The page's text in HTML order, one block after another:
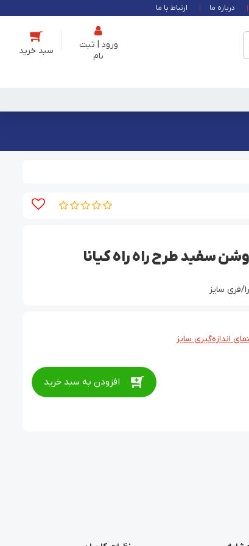
درباره ما ارتباط با ما
ورود | ثبت
نام
سفید طرح راه راه کیانا
فری سایز
اندازه‌گیری سایز
افزودن به سبد خرید